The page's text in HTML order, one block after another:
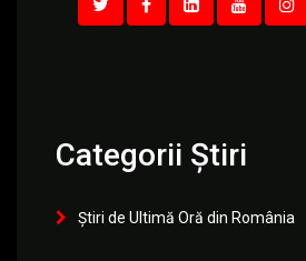
Categorii Știri
Știri de Ultimă Oră din România